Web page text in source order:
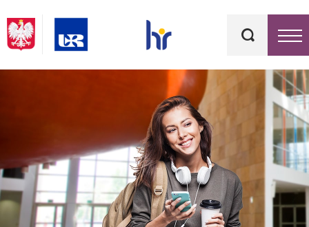
kluczowe